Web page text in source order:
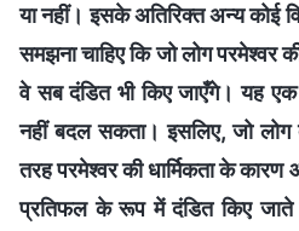
या नहीं। इसके अतिरिक्त अन्य कोई
समझना चाहिए कि जो लोग परमेश्वर
वे सब दंडित भी किए जाएँगे। यह
नहीं बदल सकता। इसलिए, जो
तरह परमेश्वर की धार्मिकता के
प्रतिफल के रूप में दंडित किए जाते